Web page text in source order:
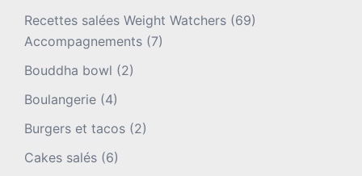
Recettes salées Weight Watchers (69)
Accompagnements (7)
Bouddha bowl (2)
Boulangerie (4)
Burgers et tacos (2)
Cakes salés (6)